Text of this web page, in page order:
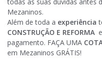
Mezaninos.
Além de toda a experiência
CONSTRUÇÃO E REFORMA
pagamento. FAÇA UMA
em Mezaninos GRÁTIS!